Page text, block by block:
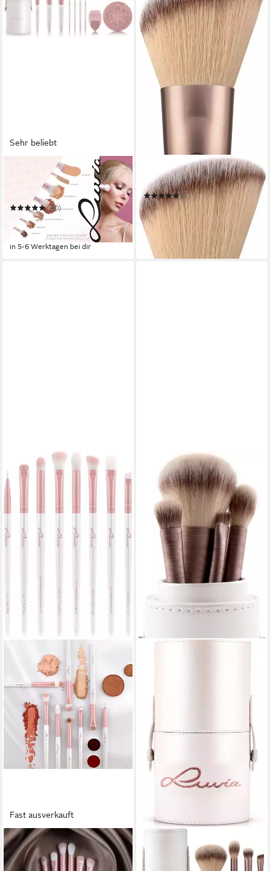
Sehr beliebt
LUVIA COSMETICS
Kosmetikpinsel-Set PRIME
VEGAN CANDY
(50)
39,99 € UVP49,90 €
-20%
in 5-6 Werktagen bei dir
LUVIA COSMETICS
Rougepinsel BLUSH BRUSH
(1)
12,99 € UVP 14,90 €
-13%
in 6-8 Werktagen bei dir
Fast ausverkauft
LUVIA COSMETICS
Kosmetikpinsel-Set ALL EYE
WANT
Kosmetikpinsel-Set PRIME
VEGAN MINI